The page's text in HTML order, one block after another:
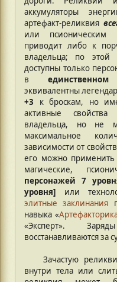
аккумуляторы
артефакт-реликвия
или псионическим
приводит либо к
владельца; по этой
доступны только
в
эквивалентны
+3 к броскам, но
активные
владельца, но не
максимальное
зависимости от
его можно применить
магические,
персонажей 7
уровня] или
элитные заклинания
навыка «
«Эксперт».
восстанавливаются за
Зачастую
внутри тела или